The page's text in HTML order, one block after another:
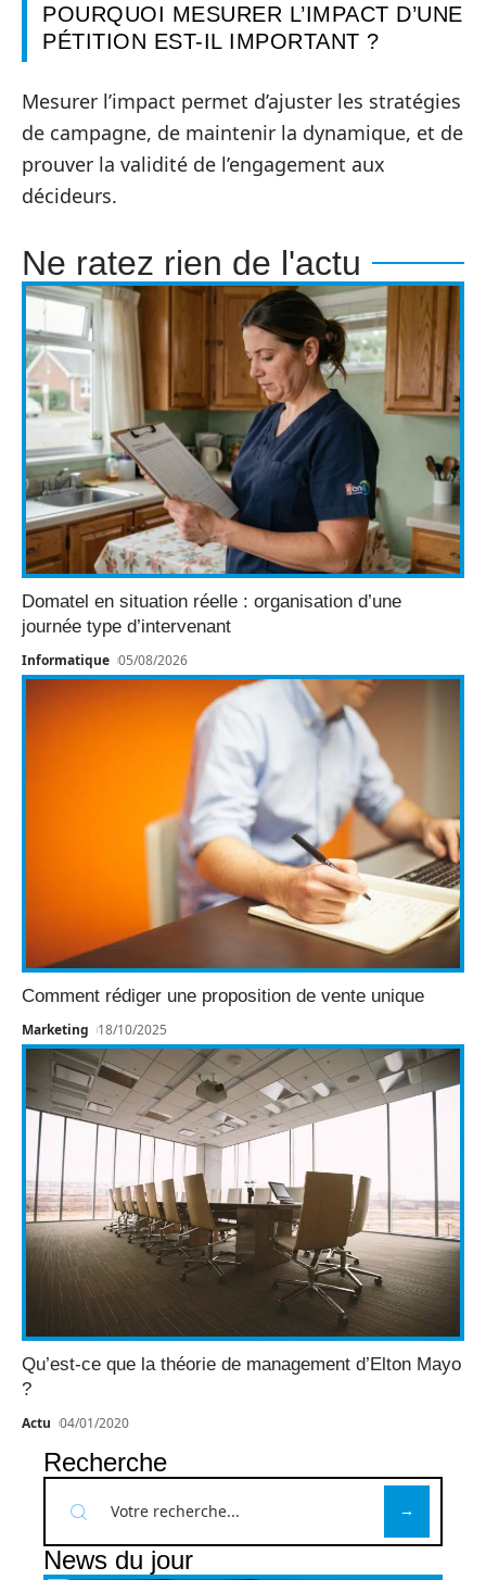
POURQUOI MESURER L’IMPACT D’UNE
PÉTITION EST-IL IMPORTANT ?
Mesurer l’impact permet d’ajuster les stratégies
de campagne, de maintenir la dynamique, et de
prouver la validité de l’engagement aux
décideurs.
Ne ratez rien de l'actu
Domatel en situation réelle : organisation d’une
journée type d’intervenant
Informatique 05/08/2026
Comment rédiger une proposition de vente unique
Marketing 18/10/2025
Qu’est-ce que la théorie de management d’Elton Mayo
?
Actu 04/01/2020
Recherche
News du jour